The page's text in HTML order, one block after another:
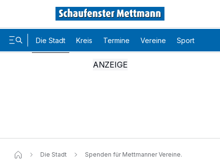
Die Stadt Kreis Termine Vereine Sport
Die Stadt Spenden für Mettmanner Vereine.